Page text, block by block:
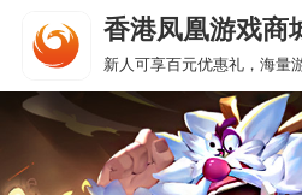
香港凤凰游戏商
新人可享百元优惠礼，海量